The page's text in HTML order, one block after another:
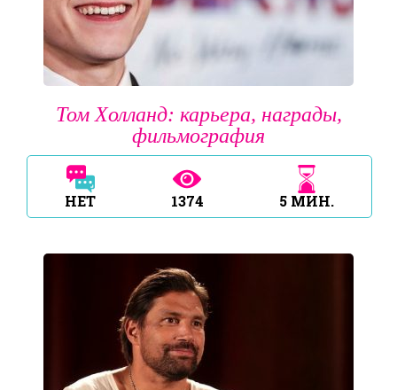
Том Холланд: карьера, награды,
фильмография
НЕТ 1374 5 МИН.